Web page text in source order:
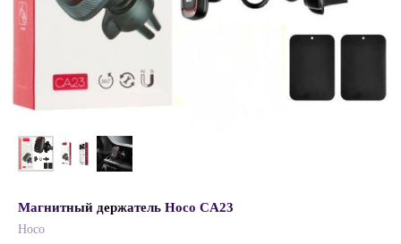
Магнитный держатель Hoco CA23
Hoco